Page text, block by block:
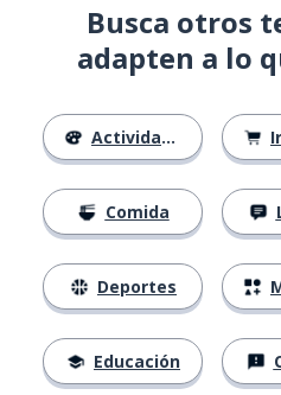
Busca otros
adapten a lo
Actividades
Comida
Deportes
Educación